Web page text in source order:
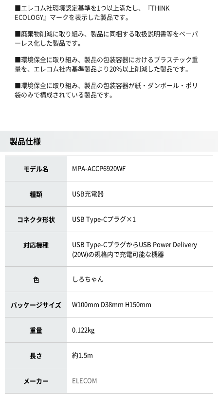
■エレコム社環境認定基準を1つ以上満たし、『THINK
ECOLOGY』マークを表示した製品です。
■廃棄物削減に取り組み、製品に同梱する取扱説明書等をペーパ
ーレス化した製品です。
■環境保全に取り組み、製品の包装容器におけるプラスチック重
量を、エレコム社内基準製品より20%以上削減した製品です。
■環境保全に取り組み、製品の包装容器が紙・ダンボール・ポリ
袋のみで構成されている製品です。
製品仕様
モデル名 MPA-ACCP6920WF
種類 USB充電器
コネクタ形状 USB Type-Cプラグ×1
対応機種
USB Type-CプラグからUSB Power Delivery
(20W)の規格内で充電可能な機器
色 しろちゃん
パッケージサイズ W100mm D38mm H150mm
重量 0.122kg
長さ 約1.5m
メーカー ELECOM